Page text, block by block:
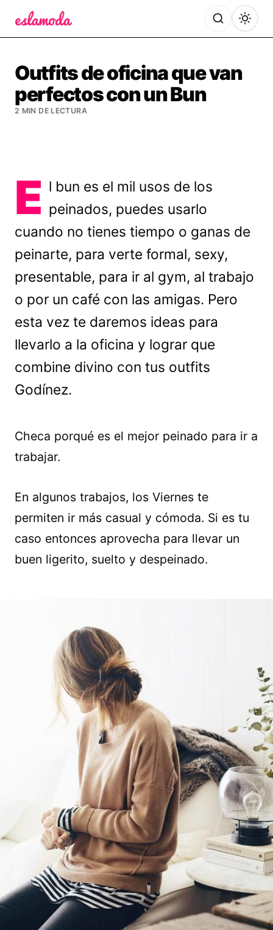
Outfits de oficina que van
perfectos con un Bun
2 MIN DE LECTURA
E l bun es el mil usos de los
peinados, puedes usarlo
cuando no tienes tiempo o ganas de
peinarte, para verte formal, sexy,
presentable, para ir al gym, al trabajo
o por un café con las amigas. Pero
esta vez te daremos ideas para
llevarlo a la oficina y lograr que
combine divino con tus outfits
Godínez.
Checa porqué es el mejor peinado para ir a
trabajar.
En algunos trabajos, los Viernes te
permiten ir más casual y cómoda. Si es tu
caso entonces aprovecha para llevar un
buen ligerito, suelto y despeinado.